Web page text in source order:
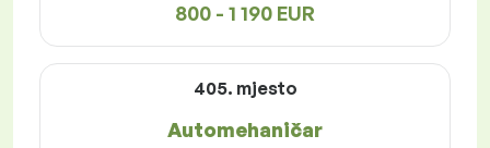
800 - 1 190 EUR
405. mjesto
Automehaničar